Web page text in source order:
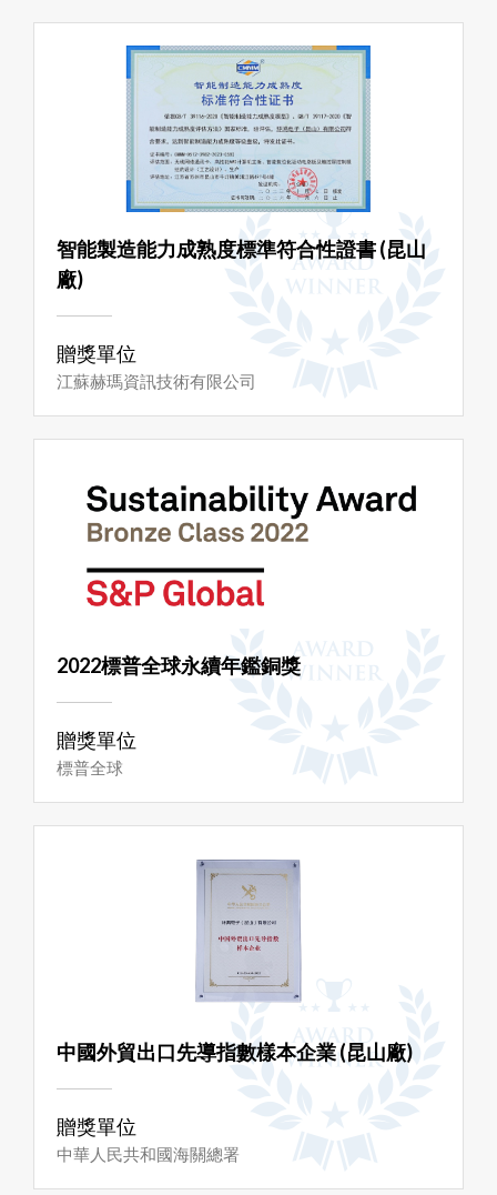
智能製造能力成熟度標準符合性證書 (昆山
廠)
贈獎單位
江蘇赫瑪資訊技術有限公司
2022標普全球永續年鑑銅獎
贈獎單位
標普全球
中國外貿出口先導指數樣本企業 (昆山廠)
贈獎單位
中華人民共和國海關總署